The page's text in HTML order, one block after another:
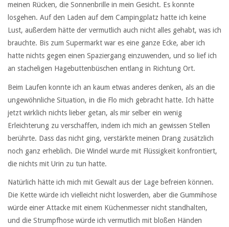
meinen Rücken, die Sonnenbrille in mein Gesicht. Es konnte
losgehen. Auf den Laden auf dem Campingplatz hatte ich keine
Lust, außerdem hätte der vermutlich auch nicht alles gehabt, was ich
brauchte. Bis zum Supermarkt war es eine ganze Ecke, aber ich
hatte nichts gegen einen Spaziergang einzuwenden, und so lief ich
an stacheligen Hagebuttenbüschen entlang in Richtung Ort.
Beim Laufen konnte ich an kaum etwas anderes denken, als an die
ungewöhnliche Situation, in die Flo mich gebracht hatte. Ich hätte
jetzt wirklich nichts lieber getan, als mir selber ein wenig
Erleichterung zu verschaffen, indem ich mich an gewissen Stellen
berührte. Dass das nicht ging, verstärkte meinen Drang zusätzlich
noch ganz erheblich. Die Windel wurde mit Flüssigkeit konfrontiert,
die nichts mit Urin zu tun hatte.
Natürlich hätte ich mich mit Gewalt aus der Lage befreien können.
Die Kette würde ich vielleicht nicht loswerden, aber die Gummihose
würde einer Attacke mit einem Küchenmesser nicht standhalten,
und die Strumpfhose würde ich vermutlich mit bloßen Händen